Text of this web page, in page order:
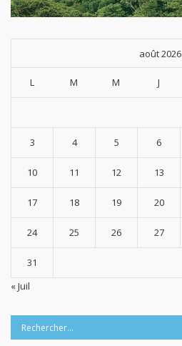
août 2026
L M M J
3 4 5 6
10 11 12 13
17 18 19 20
24 25 26 27
31
« Juil